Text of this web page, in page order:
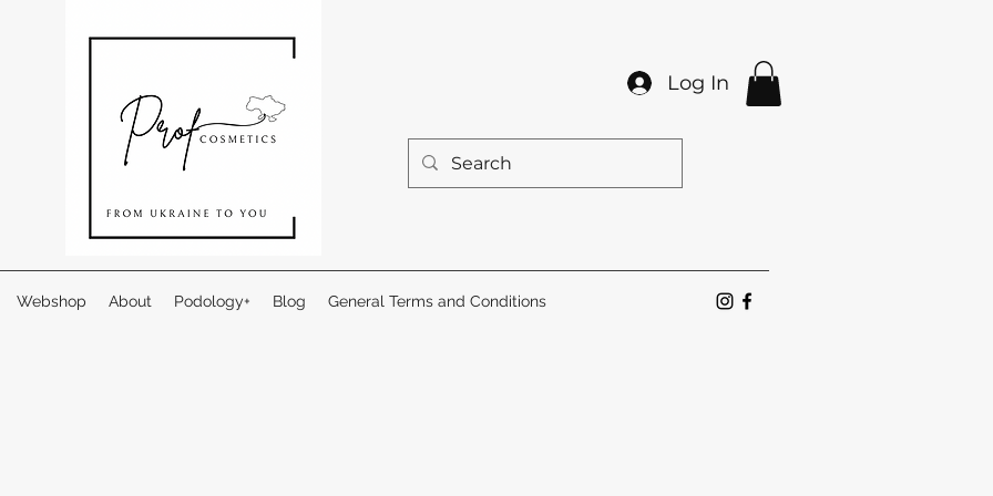
Log In
Webshop About Podology+ Blog General Terms and Conditions